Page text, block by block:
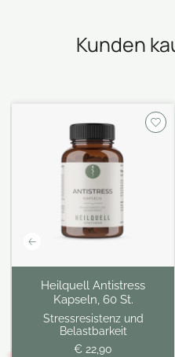
Kunden
Heilquell Antistress
Kapseln, 60 St.
Stressresistenz und
Belastbarkeit
€ 22,90